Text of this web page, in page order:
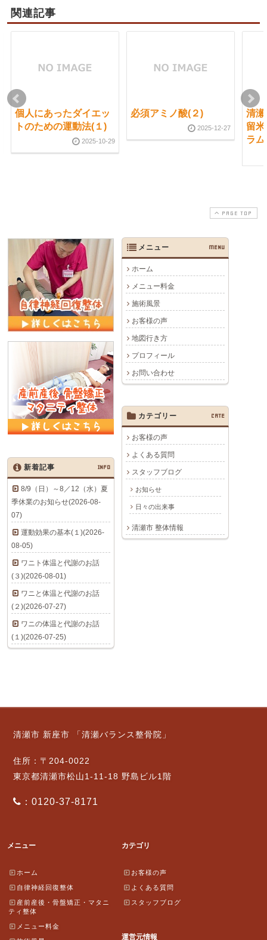
関連記事
個人にあったダイエッ
トのための運動法(１)
2025-10-29
必須アミノ酸(２)
2025-12-27
清
留
ラ
PAGE TOP
メニュー MENU
ホーム
メニュー料金
施術風景
お客様の声
地図行き方
プロフィール
お問い合わせ
カテゴリー CATE
お客様の声
よくある質問
スタッフブログ
お知らせ
日々の出来事
清瀬市 整体情報
新着記事 INFO
8/9（日）～8／12（水）夏
季休業のお知らせ(2026-08-
07)
運動効果の基本(１)(2026-
08-05)
ワニト体温と代謝のお話
(３)(2026-08-01)
ワニと体温と代謝のお話
(２)(2026-07-27)
ワニの体温と代謝のお話
(１)(2026-07-25)
清瀬市 新座市 「清瀬バランス整骨院」
住所：〒204-0022
東京都清瀬市松山1-11-18 野島ビル1階
：0120-37-8171
メニュー
ホーム
自律神経回復整体
産前産後・骨盤矯正・マタニ
ティ整体
メニュー料金
カテゴリ
お客様の声
よくある質問
スタッフブログ
運営元情報